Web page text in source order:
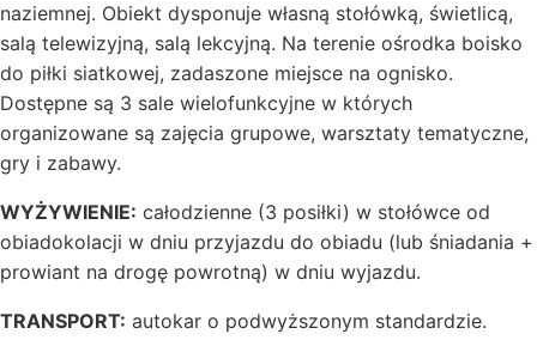
naziemnej. Obiekt dysponuje własną stołówką, świetlicą,
salą telewizyjną, salą lekcyjną. Na terenie ośrodka boisko
do piłki siatkowej, zadaszone miejsce na ognisko.
Dostępne są 3 sale wielofunkcyjne w których
organizowane są zajęcia grupowe, warsztaty tematyczne,
gry i zabawy.
WYŻYWIENIE: całodzienne (3 posiłki) w stołówce od
obiadokolacji w dniu przyjazdu do obiadu (lub śniadania +
prowiant na drogę powrotną) w dniu wyjazdu.
TRANSPORT: autokar o podwyższonym standardzie.